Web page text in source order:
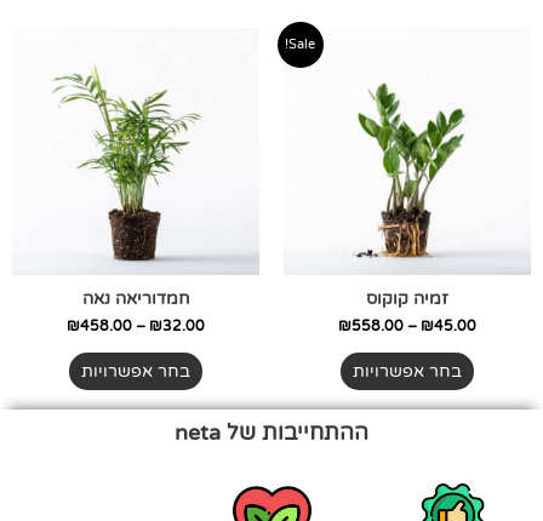
Sale!
זמיה קוקוס
₪45.00
–
₪558.00
טווח
מחירים:
בחר אפשרויות
יש
מספר
סוגים.
ניתן
לבחור
את
האפשרויות
בעמוד
המוצר
חמדוריאה נאה
₪32.00
–
₪458.00
עד
בחר אפשרויות
יש
מספר
סוגים.
ניתן
לבחור
את
האפשרויות
בעמוד
המוצר
ההתחייבות של neta